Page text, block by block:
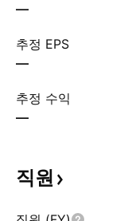
—
추정 EPS
—
추정 수익
—
직원